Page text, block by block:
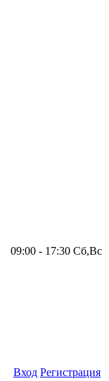
09:00 - 17:30 Сб,Вс
Вход Регистрация